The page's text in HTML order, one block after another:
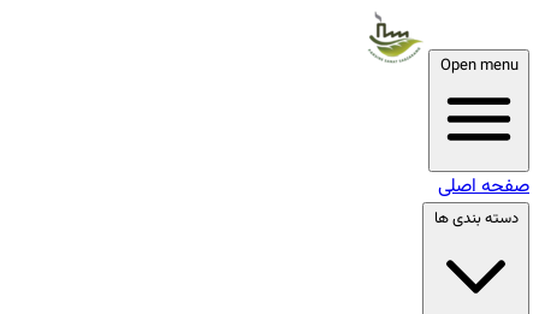
Open menu
صفحه اصلی
دسته بندی ها